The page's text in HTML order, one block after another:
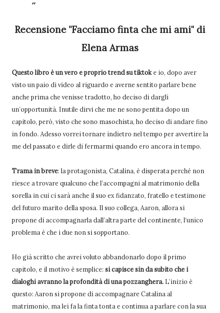
Recensione "Facciamo finta che mi ami" di
Elena Armas
Questo libro è un vero e proprio trend su tiktoke io, dopo aver
visto un paio di video al riguardo e averne sentito parlare bene
anche prima che venisse tradotto, ho deciso di dargli
un’opportunità. Inutile dirvi che me ne sono pentita dopo un
capitolo, però, visto che sono masochista, ho deciso di andare fino
in fondo. Adesso vorrei tornare indietro nel tempo per avvertire la
me del passato e dirle di fermarmi quando ero ancora in tempo.
Trama in breve: la protagonista, Catalina, è disperata perché non
riesce a trovare qualcuno che l’accompagni al matrimonio della
sorella in cui ci sarà anche il suo ex fidanzato, fratello e testimone
del futuro marito della sposa. Il suo collega, Aaron, allora si
propone di accompagnarla dall’altra parte del continente, l‘unico
problema è che i due non si sopportano.
Ho già scritto che avrei voluto abbandonarlo dopo il primo
capitolo, e il motivo è semplice: si capisce sin da subito che i
dialoghi avranno la profondità di una pozzanghera. L’inizio è
questo: Aaron si propone di accompagnare Catalina al
matrimonio, ma lei fa la finta tonta e continua a parlare con la sua